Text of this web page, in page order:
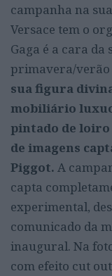
campanha na
Versace tem o
Gaga é a cara da
primavera/verão
sua figura
mobiliário
pintado de loiro
de imagens
Piggot. A
capta
experimental,
comunicado da
inaugural. Na
com efeito cut